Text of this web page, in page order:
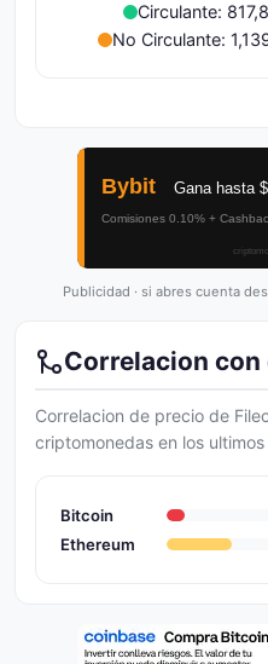
Circulante:
No Circulante:
Publicidad · si abres cuenta
Correlacion con
Correlacion de precio de
criptomonedas en los
Bitcoin
Ethereum